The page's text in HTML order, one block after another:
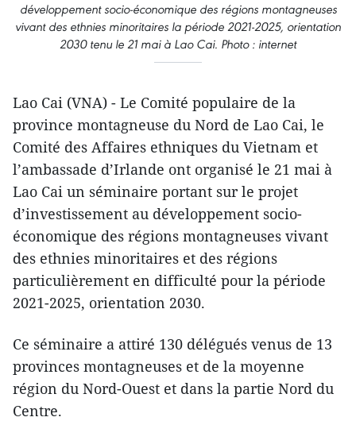
développement socio-économique des régions montagneuses
vivant des ethnies minoritaires la période 2021-2025, orientation
2030 tenu le 21 mai à Lao Cai. Photo : internet
Lao Cai (VNA) - Le Comité populaire de la
province montagneuse du Nord de Lao Cai, le
Comité des Affaires ethniques du Vietnam et
l’ambassade d’Irlande ont organisé le 21 mai à
Lao Cai un séminaire portant sur le projet
d’investissement au développement socio-
économique des régions montagneuses vivant
des ethnies minoritaires et des régions
particulièrement en difficulté pour la période
2021-2025, orientation 2030.
Ce séminaire a attiré 130 délégués venus de 13
provinces montagneuses et de la moyenne
région du Nord-Ouest et dans la partie Nord du
Centre.